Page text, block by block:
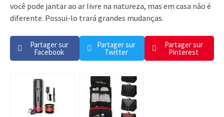
você pode jantar ao ar livre na natureza, mas em casa não é
diferente. Possui-lo trará grandes mudanças.
Partager sur
Facebook
Partager sur
Twitter
Partager sur
Pinterest